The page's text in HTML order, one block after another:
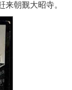
来朝觐大昭寺。